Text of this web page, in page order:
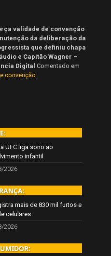
validade de convenção
da deliberação da
que definiu chapa
e Capitão Wagner –
Digital Comentado em
convenção
UFC liga sono ao
infantil
2026
mais de 830 mil furtos e
celulares
2026